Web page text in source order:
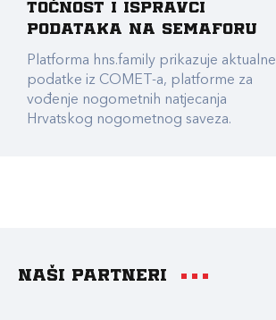
točnost i ispravci
podataka na Semaforu
Platforma hns.family prikazuje aktualne
podatke iz COMET-a, platforme za
vođenje nogometnih natjecanja
Hrvatskog nogometnog saveza.
Naši partneri